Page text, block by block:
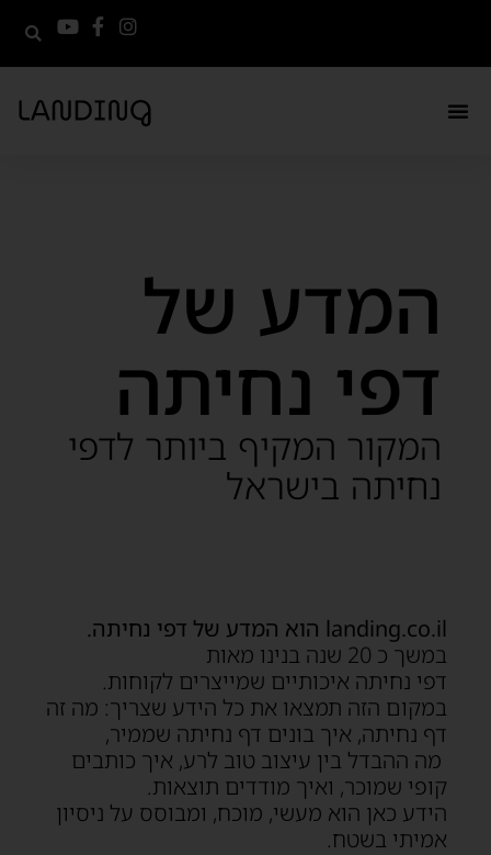
המדע של
דפי נחיתה
המקור המקיף ביותר לדפי
נחיתה בישראל
landing.co.il הוא המדע של דפי נחיתה.
במשך כ 20 שנה בנינו מאות
דפי נחיתה איכותיים שמייצרים לקוחות.
במקום הזה תמצאו את כל הידע שצריך: מה זה
דף נחיתה, איך בונים דף נחיתה שממיר,
מה ההבדל בין עיצוב טוב לרע, איך כותבים
קופי שמוכר, ואיך מודדים תוצאות.
הידע כאן הוא מעשי, מוכח, ומבוסס על ניסיון
אמיתי בשטח.